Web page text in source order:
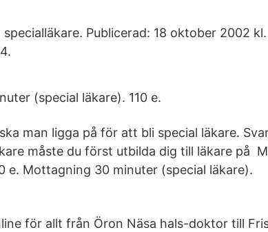
Publicerad: 18 oktober 2002
(special läkare). 110 e.
man ligga på för att bli special läkare.
måste du först utbilda dig till läkare på
e. Mottagning 30 minuter (special läkare).
för allt från Öron Näsa hals-doktor till